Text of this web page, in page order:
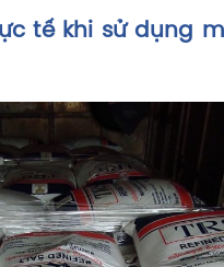
tế khi sử dụng